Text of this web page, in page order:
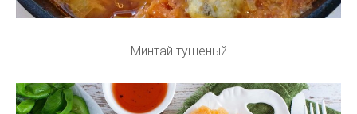
Минтай тушеный